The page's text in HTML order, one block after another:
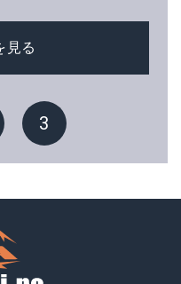
見る
3